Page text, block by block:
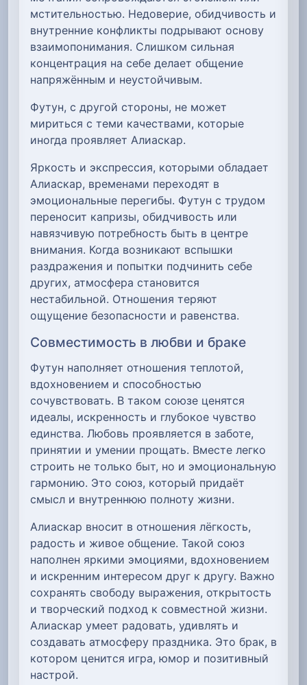
мстительностью. Недоверие, обидчивость и
внутренние конфликты подрывают основу
взаимопонимания. Слишком сильная
концентрация на себе делает общение
напряжённым и неустойчивым.
Футун, с другой стороны, не может
мириться с теми качествами, которые
иногда проявляет Алиаскар.
Яркость и экспрессия, которыми обладает
Алиаскар, временами переходят в
эмоциональные перегибы. Футун с трудом
переносит капризы, обидчивость или
навязчивую потребность быть в центре
внимания. Когда возникают вспышки
раздражения и попытки подчинить себе
других, атмосфера становится
нестабильной. Отношения теряют
ощущение безопасности и равенства.
Совместимость в любви и браке
Футун наполняет отношения теплотой,
вдохновением и способностью
сочувствовать. В таком союзе ценятся
идеалы, искренность и глубокое чувство
единства. Любовь проявляется в заботе,
принятии и умении прощать. Вместе легко
строить не только быт, но и эмоциональную
гармонию. Это союз, который придаёт
смысл и внутреннюю полноту жизни.
Алиаскар вносит в отношения лёгкость,
радость и живое общение. Такой союз
наполнен яркими эмоциями, вдохновением
и искренним интересом друг к другу. Важно
сохранять свободу выражения, открытость
и творческий подход к совместной жизни.
Алиаскар умеет радовать, удивлять и
создавать атмосферу праздника. Это брак, в
котором ценится игра, юмор и позитивный
настрой.